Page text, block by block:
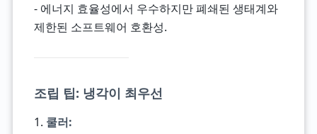
- 에너지 효율성에서 우수하지만 폐쇄된 생태계와
제한된 소프트웨어 호환성.
조립 팁: 냉각이 최우선
1. 쿨러: